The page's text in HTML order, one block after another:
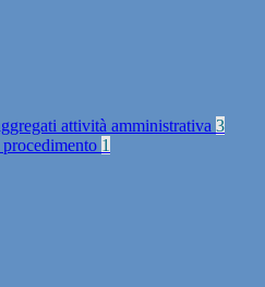
attività amministrativa 3
1